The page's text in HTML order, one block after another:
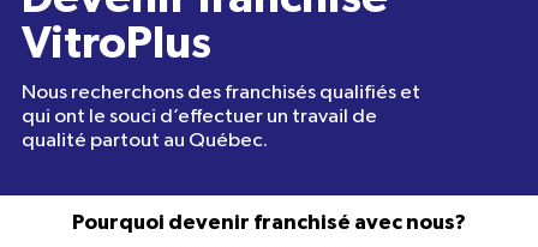
VitroPlus
Nous recherchons des franchisés qualifiés et
qui ont le souci d’effectuer un travail de
qualité partout au Québec.
Pourquoi devenir franchisé avec nous?